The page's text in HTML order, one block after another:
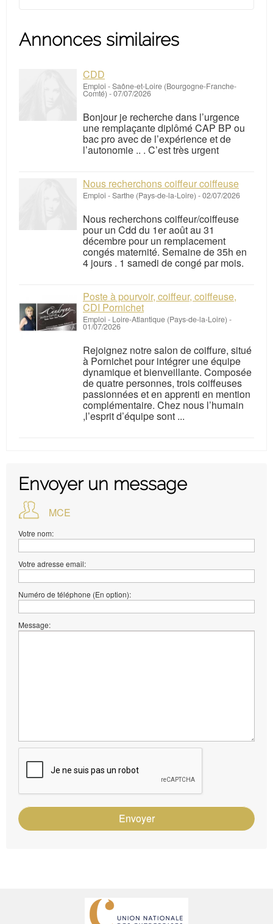
Annonces similaires
CDD
Emploi -Saône-et-Loire (Bourgogne-Franche-
Comté) -07/07/2026
Bonjour je recherche dans l’urgence
une remplaçante diplômé CAP BP ou
bac pro avec de l’expérience et de
l’autonomie .. . C’est très urgent
Nous recherchons coiffeur coiffeuse
Emploi -Sarthe (Pays-de-la-Loire) -02/07/2026
Nous recherchons coiffeur/coiffeuse
pour un Cdd du 1er août au 31
décembre pour un remplacement
congés maternité. Semaine de 35h en
4 jours . 1 samedi de congé par mois.
Poste à pourvoir, coiffeur, coiffeuse,
CDI Pornichet
Emploi - Loire-Atlantique (Pays-de-la-Loire) -
01/07/2026
Rejoignez notre salon de coiffure, situé
à Pornichet pour intégrer une équipe
dynamique et bienveillante. Composée
de quatre personnes, trois coiffeuses
passionnées et en apprenti en mention
complémentaire. Chez nous l’humain
,l’esprit d’équipe sont ...
Envoyer un message
MCE
Votre nom:
Votre adresse email:
Numéro de téléphone (En option):
Message:
Envoyer